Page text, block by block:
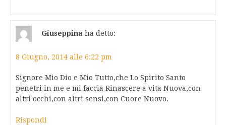
Giuseppina ha detto:
8 Giugno, 2014 alle 6:22 pm
Signore Mio Dio e Mio Tutto,che Lo Spirito Santo
penetri in me e mi faccia Rinascere a vita Nuova,con
altri occhi,con altri sensi,con Cuore Nuovo.
Rispondi